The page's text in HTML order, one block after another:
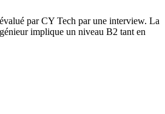
par CY Tech par une interview. La
implique un niveau B2 tant en